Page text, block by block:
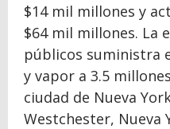
$14 mil millones y
$64 mil millones. La
públicos suministra
y vapor a 3.5
ciudad de Nueva
Westchester, Nueva